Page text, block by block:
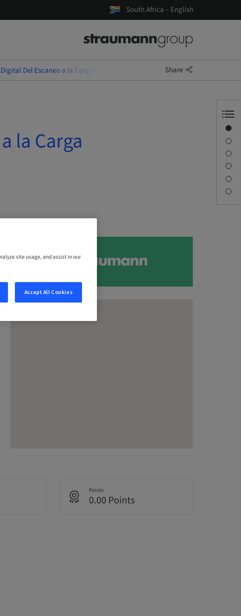
South Africa – English
Del Escaneo a la Carga Inmediata Share
la Carga
Points
0.00 Points
site usage, and assist in our
Accept All Cookies